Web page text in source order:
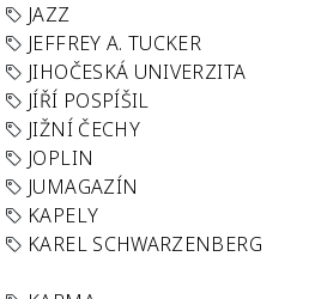
JAZZ
JEFFREY A. TUCKER
JIHOČESKÁ UNIVERZITA
JÍŘÍ POSPÍŠIL
JIŽNÍ ČECHY
JOPLIN
JUMAGAZÍN
KAPELY
KAREL SCHWARZENBERG